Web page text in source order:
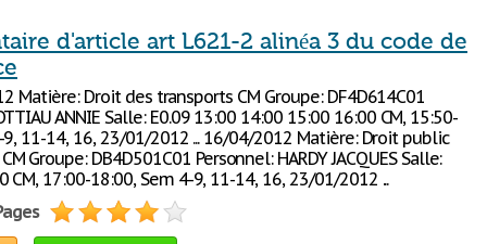
d'article art L621-2 alinéa 3 du code de
Matière: Droit des transports CM Groupe: DF4D614C01
ANNIE Salle: E0.09 13:00 14:00 15:00 16:00 CM, 15:50-
9, 11-14, 16, 23/01/2012 ... 16/04/2012 Matière: Droit public
Groupe: DB4D501C01 Personnel: HARDY JACQUES Salle:
CM, 17:00-18:00, Sem 4-9, 11-14, 16, 23/01/2012 ...